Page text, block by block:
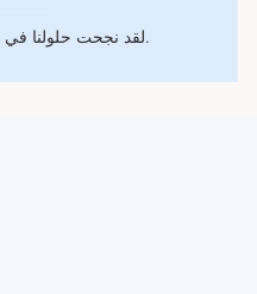
لقد نجحت حلولنا في معالجة المشاريع الوطنية.